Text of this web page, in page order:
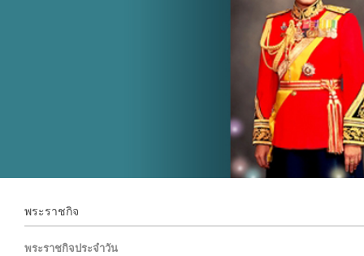
พระราชกิจ
พระราชกิจประจำวัน